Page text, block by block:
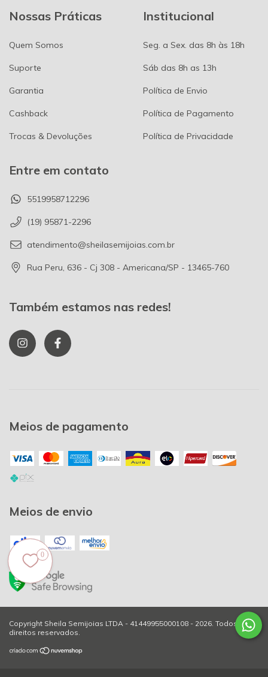
Nossas Práticas
Quem Somos
Suporte
Garantia
Cashback
Trocas & Devoluções
Institucional
Seg. a Sex. das 8h às 18h
Sáb das 8h as 13h
Política de Envio
Política de Pagamento
Política de Privacidade
Entre em contato
5519958712296
(19) 95871-2296
atendimento@sheilasemijoias.com.br
Rua Peru, 636 - Cj 308 - Americana/SP - 13465-760
Também estamos nas redes!
Meios de pagamento
Meios de envio
Copyright Sheila Semijoias LTDA - 41449955000108 - 2026. Todos os
direitos reservados.
0